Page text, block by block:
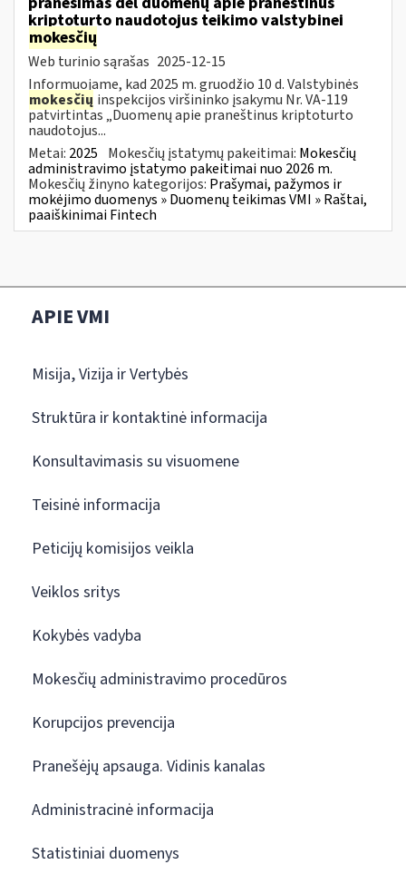
kriptoturto naudotojus teikimo valstybinei
mokesčių
Web turinio sąrašas 2025-12-15
Informuojame, kad 2025 m. gruodžio 10 d. Valstybinės
mokesčių inspekcijos viršininko įsakymu Nr. VA-119
patvirtintas „Duomenų apie praneštinus kriptoturto
naudotojus...
Metai: 2025 Mokesčių įstatymų pakeitimai: Mokesčių
administravimo įstatymo pakeitimai nuo 2026 m.
Mokesčių žinyno kategorijos: Prašymai, pažymos ir
mokėjimo duomenys » Duomenų teikimas VMI » Raštai,
paaiškinimai Fintech
APIE VMI
Misija, Vizija ir Vertybės
Struktūra ir kontaktinė informacija
Konsultavimasis su visuomene
Teisinė informacija
Peticijų komisijos veikla
Veiklos sritys
Kokybės vadyba
Mokesčių administravimo procedūros
Korupcijos prevencija
Pranešėjų apsauga. Vidinis kanalas
Administracinė informacija
Statistiniai duomenys